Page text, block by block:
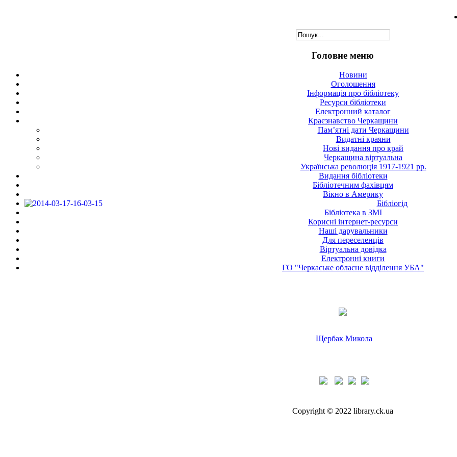
Головне меню
Новини
Оголошення
Інформація про бібліотеку
Ресурси бібліотеки
Електронний каталог
Краєзнавство Черкащини
Пам’ятні дати Черкащини
Видатні краяни
Нові видання про край
Черкащина віртуальна
Українська революція 1917-1921 рр.
Видання бібліотеки
Бібліотечним фахівцям
Вікно в Америку
Бібліогід
Бібліотека в ЗМІ
Корисні інтернет-ресурси
Наші дарувальники
Для переселенців
Віртуальна довідка
Електронні книги
ГО "Черкаське обласне відділення УБА"
Щербак Микола
Copyright © 2022 library.ck.ua